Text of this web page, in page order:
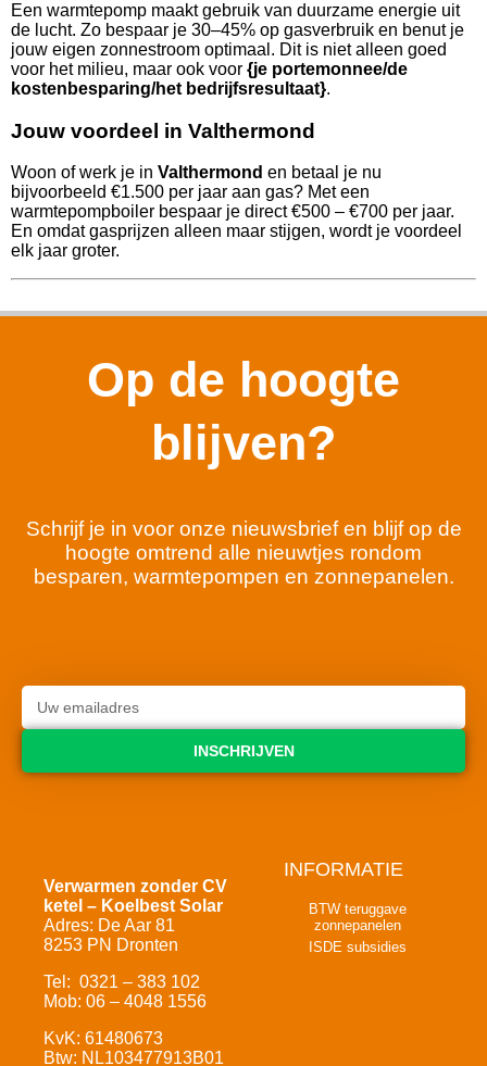
Een warmtepomp maakt gebruik van duurzame energie uit
de lucht. Zo bespaar je 30–45% op gasverbruik en benut je
jouw eigen zonnestroom optimaal. Dit is niet alleen goed
voor het milieu, maar ook voor {je portemonnee/de
kostenbesparing/het bedrijfsresultaat}.
Jouw voordeel in Valthermond
Woon of werk je in Valthermond en betaal je nu
bijvoorbeeld €1.500 per jaar aan gas? Met een
warmtepompboiler bespaar je direct €500 – €700 per jaar.
En omdat gasprijzen alleen maar stijgen, wordt je voordeel
elk jaar groter.
Op de hoogte
blijven?
Schrijf je in voor onze nieuwsbrief en blijf op de
hoogte omtrend alle nieuwtjes rondom
besparen, warmtepompen en zonnepanelen.
INSCHRIJVEN
Verwarmen zonder CV
ketel – Koelbest Solar
Adres: De Aar 81
8253 PN Dronten
Tel: 0321 – 383 102
Mob: 06 – 4048 1556
KvK: 61480673
Btw: NL103477913B01
INFORMATIE
BTW teruggave
zonnepanelen
ISDE subsidies